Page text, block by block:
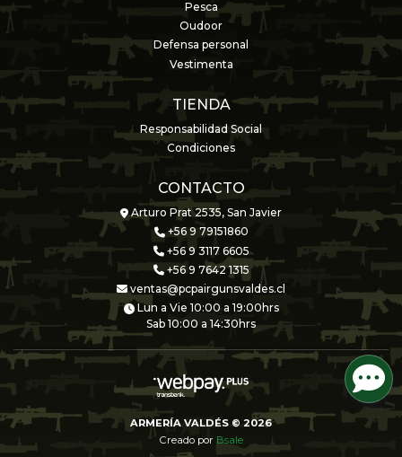
Pesca
Oudoor
Defensa personal
Vestimenta
TIENDA
Responsabilidad Social
Condiciones
CONTACTO
Arturo Prat 2535, San Javier
+56 9 79151860
+56 9 3117 6605
+56 9 7642 1315
ventas@pcpairgunsvaldes.cl
Lun a Vie 10:00 a 19:00hrs
Sab 10:00 a 14:30hrs
ARMERÍA VALDÉS © 2026
Creado por Bsale